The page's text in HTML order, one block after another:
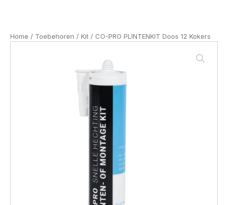
Home / Toebehoren / Kit / CO-PRO PLINTENKIT Doos 12 Kokers